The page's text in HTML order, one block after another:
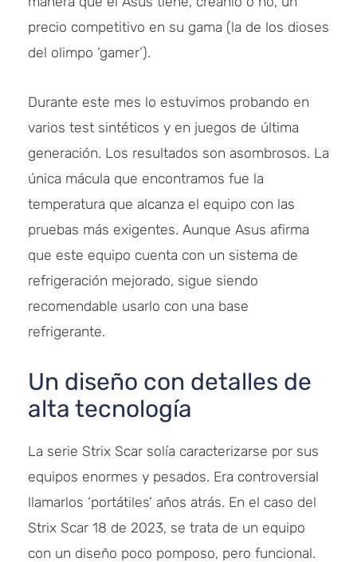
precio competitivo en su gama (la de los dioses
del olimpo ‘gamer’).
Durante este mes lo estuvimos probando en
varios test sintéticos y en juegos de última
generación. Los resultados son asombrosos. La
única mácula que encontramos fue la
temperatura que alcanza el equipo con las
pruebas más exigentes. Aunque Asus afirma
que este equipo cuenta con un sistema de
refrigeración mejorado, sigue siendo
recomendable usarlo con una base
refrigerante.
Un diseño con detalles de
alta tecnología
La serie Strix Scar solía caracterizarse por sus
equipos enormes y pesados. Era controversial
llamarlos ‘portátiles’ años atrás. En el caso del
Strix Scar 18 de 2023, se trata de un equipo
con un diseño poco pomposo, pero funcional.